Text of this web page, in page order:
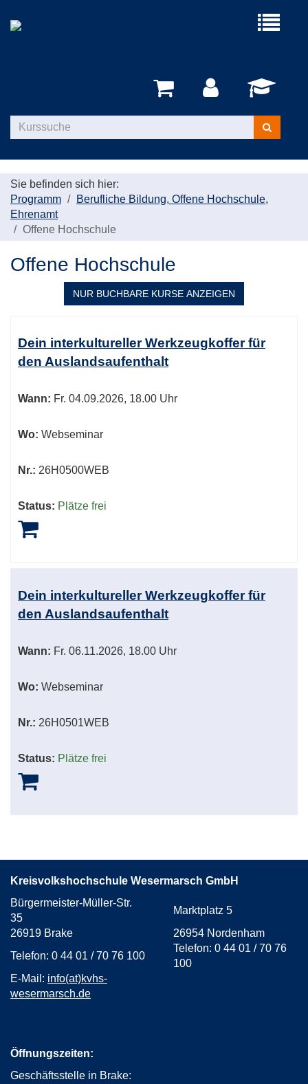
Menü
Kurse
suchen
Sie befinden sich hier:
Programm
Berufliche Bildung, Offene Hochschule,
Ehrenamt
Offene Hochschule
Offene Hochschule
NUR BUCHBARE KURSE ANZEIGEN
Tabellenüberschriften
können
sortiert
Dein interkultureller Werkzeugkoffer für
den Auslandsaufenthalt
Wann: Fr. 04.09.2026, 18.00 Uhr
Wo: Webseminar
Nr.: 26H0500WEB
Status: Plätze frei
Dein interkultureller Werkzeugkoffer für
den Auslandsaufenthalt
Wann: Fr. 06.11.2026, 18.00 Uhr
Wo: Webseminar
Nr.: 26H0501WEB
Status: Plätze frei
Kreisvolkshochschule Wesermarsch GmbH
Bürgermeister-Müller-Str.
35
Marktplatz 5
26919 Brake
26954 Nordenham
Telefon: 0 44 01 / 70 76 100
Telefon: 0 44 01 / 70 76
100
E-Mail: info(at)kvhs-
wesermarsch.de
Öffnungszeiten:
Geschäftsstelle in Brake: